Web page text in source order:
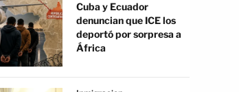
Cuba y Ecuador
denuncian que ICE los
deportó por sorpresa a
África